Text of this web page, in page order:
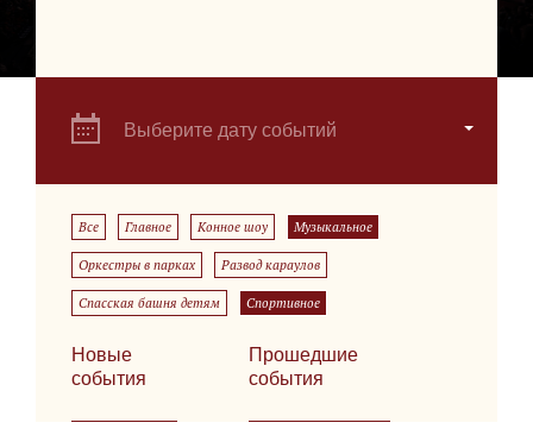
Выберите дату событий
Все Главное Конное шоу Музыкальное
Оркестры в парках Развод караулов
Спасская башня детям Спортивное
Новые
события
Прошедшие
события